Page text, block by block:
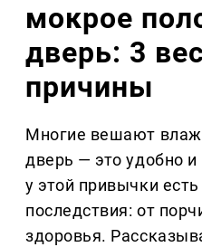
мокрое
дверь: 3
причины
Многие вешают
дверь — это удобно
у этой привычки
последствия: от
здоровья.